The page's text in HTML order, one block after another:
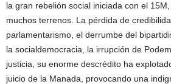
la gran rebelión social iniciada con el
muchos terrenos. La pérdida de
parlamentarismo, el derrumbe del
la socialdemocracia, la irrupción de
justicia, su enorme descrédito ha
juicio de la Manada, provocando una